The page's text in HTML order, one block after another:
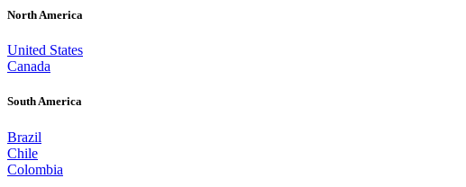
North America
United States
Canada
South America
Brazil
Chile
Colombia